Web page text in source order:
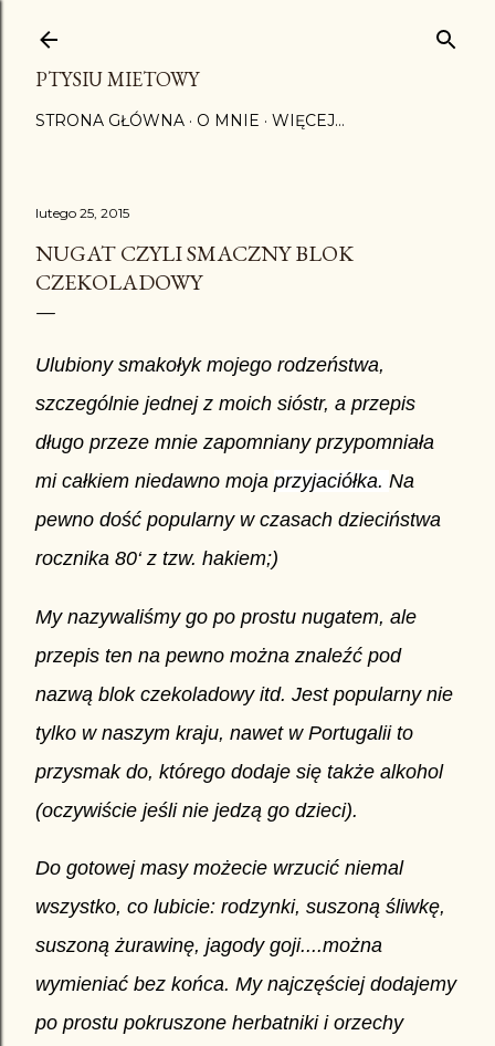
PTYSIU MIETOWY
STRONA GŁÓWNA O MNIE WIĘCEJ…
lutego 25, 2015
NUGAT CZYLI SMACZNY BLOK
CZEKOLADOWY
Ulubiony smakołyk mojego rodzeństwa,
szczególnie jednej z moich sióstr, a przepis
długo przeze mnie zapomniany przypomniała
mi całkiem niedawno moja przyjaciółka. Na
pewno dość popularny w czasach dzieciństwa
rocznika 80‘ z tzw. hakiem;)
My nazywaliśmy go po prostu nugatem, ale
przepis ten na pewno można znaleźć pod
nazwą blok czekoladowy itd. Jest popularny nie
tylko w naszym kraju, nawet w Portugalii to
przysmak do, którego dodaje się także alkohol
(oczywiście jeśli nie jedzą go dzieci).
Do gotowej masy możecie wrzucić niemal
wszystko, co lubicie: rodzynki, suszoną śliwkę,
suszoną żurawinę, jagody goji....można
wymieniać bez końca. My najczęściej dodajemy
po prostu pokruszone herbatniki i orzechy